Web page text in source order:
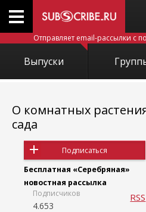
Отправляет email-рассылки с
Выпуски
О комнатных
сада
Подписаться
Бесплатная «Серебряная»
новостная рассылка
Подписчиков
4.653
RSS